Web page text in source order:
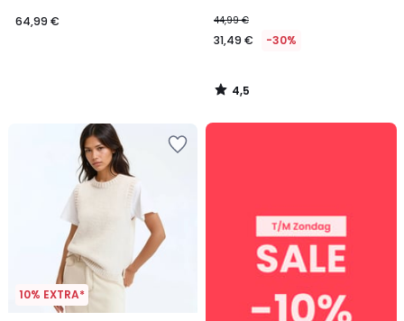
64,99 €
44,99 €
31,49 € -30%
4,5
/
10% EXTRA*
SALE
artikelen*